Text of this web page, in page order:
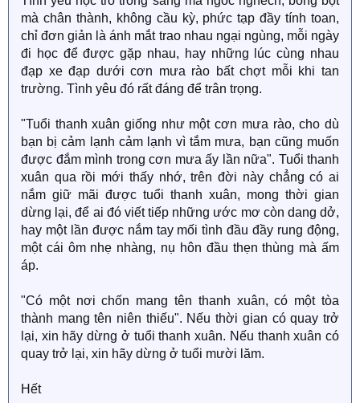
mà chân thành, không cầu kỳ, phức tạp đầy tính toan,
chỉ đơn giản là ánh mắt trao nhau ngại ngùng, mỗi ngày
đi học để được gặp nhau, hay những lúc cùng nhau
đạp xe đạp dưới cơn mưa rào bất chợt mỗi khi tan
trường. Tình yêu đó rất đáng để trân trọng.
"Tuổi thanh xuân giống như một cơn mưa rào, cho dù
bạn bị cảm lạnh cảm lạnh vì tắm mưa, bạn cũng muốn
được đắm mình trong cơn mưa ấy lần nữa". Tuổi thanh
xuân qua rồi mới thấy nhớ, trên đời này chẳng có ai
nắm giữ mãi được tuổi thanh xuân, mong thời gian
dừng lại, để ai đó viết tiếp những ước mơ còn dang dở,
hay một lần được nắm tay mối tình đầu đầy rung động,
một cái ôm nhẹ nhàng, nụ hôn đầu thẹn thùng mà ấm
áp.
"Có một nơi chốn mang tên thanh xuân, có một tòa
thành mang tên niên thiếu". Nếu thời gian có quay trở
lại, xin hãy dừng ở tuổi thanh xuân. Nếu thanh xuân có
quay trở lại, xin hãy dừng ở tuổi mười lăm.
Hết